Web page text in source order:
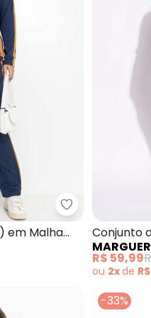
Marguerite -
em Malha
Conjunto
Plus Size
R$ 59,99
ou 2xde
-33%